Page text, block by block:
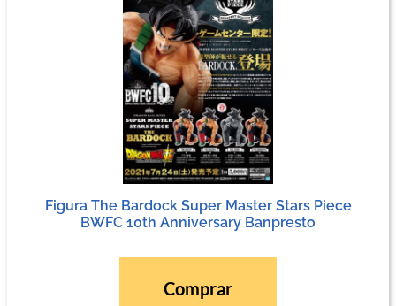
Figura The Bardock Super Master Stars Piece
BWFC 10th Anniversary Banpresto
Comprar